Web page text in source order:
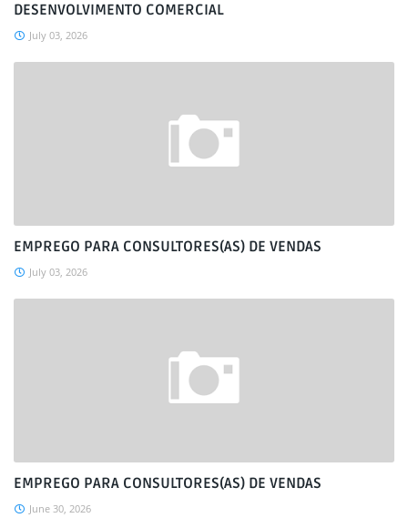
DESENVOLVIMENTO COMERCIAL
July 03, 2026
EMPREGO PARA CONSULTORES(AS) DE VENDAS
July 03, 2026
EMPREGO PARA CONSULTORES(AS) DE VENDAS
June 30, 2026